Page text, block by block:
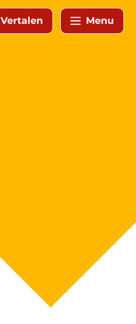
Vertalen Menu